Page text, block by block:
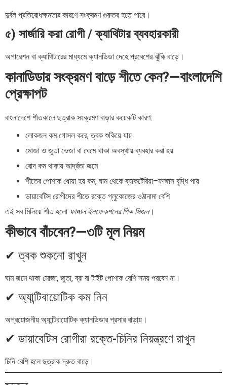
দুর্বল প্রতিরোধক্ষমতার কারণে সংক্রমণ গুরুতর হতে পারে।
৫) সার্জারি করা রোগী / ক্যাথিটার ব্যবহারকারী
অপারেশন বা ক্যাথিটারের মাধ্যমে ক্যানডিডা দেহে প্রবেশের ঝুঁকি বাড়ে।
কানাডিডার সংক্রমণ বাড়ে শীতে কেন?—বাংলাদেশি
প্রেক্ষাপট
বাংলাদেশে শীতকালে ছত্রাক সংক্রমণ বাড়ার কয়েকটি কারণ:
লোকজন কম গোসল করে, ত্বক শুকিয়ে যায়
মোজা ও জুতা ভেজা বা ঘেমে থাকা অবস্থায় ব্যবহার করা হয়
রোদ কম থাকায় আর্দ্রতা জমে
শীতের পোশাক ধোয়া হয় কম, ঘাম থেকে ব্যাকটেরিয়া–ফাঙ্গাস বৃদ্ধি পায়
ডায়াবেটিস রোগীদের শীতে রক্তে গ্লুকোজের ওঠানামা বেশি
এই সব মিলিয়ে শীত হলো ফাঙ্গাল ইনফেকশনের পিক সিজন।
কীভাবে বাঁচবেন?—৩টি মূল নিয়ম
✔ ত্বক শুকনো রাখুন
ঘাম জমে থাকা মোজা, জুতা, ব্রা বা টাইট পোশাক বেশি সময় পরবেন না।
✔ অ্যান্টিবায়োটিক কম নিন
অপ্রয়োজনীয় অ্যান্টিবায়োটিক ক্যানডিডার প্রসার বাড়ায়।
✔ ডায়াবেটিস রোগীরা রক্তে-চিনির নিয়ন্ত্রণে রাখুন
চিনি বেশি হলে ছত্রাক দ্রুত বাড়ে।